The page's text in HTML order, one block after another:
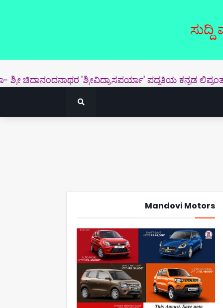
ಸುದ್ದಿ ಮತ್ತು
'ಶ್ರೀವಿದ್ಯಾಸಪರ್ಯಾ' ಪದ್ಧತಿಯ ಕನ್ನಡ ಲಿಪ್ಯಂತರ-
Mandovi Motors